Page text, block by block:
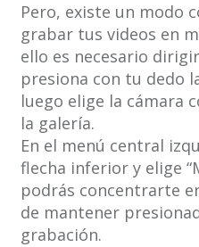
Pero, existe un modo
grabar tus videos en
ello es necesario
presiona con tu dedo
luego elige la cámara
la galería.
En el menú central
flecha inferior y elige
podrás concentrarte
de mantener
grabación.